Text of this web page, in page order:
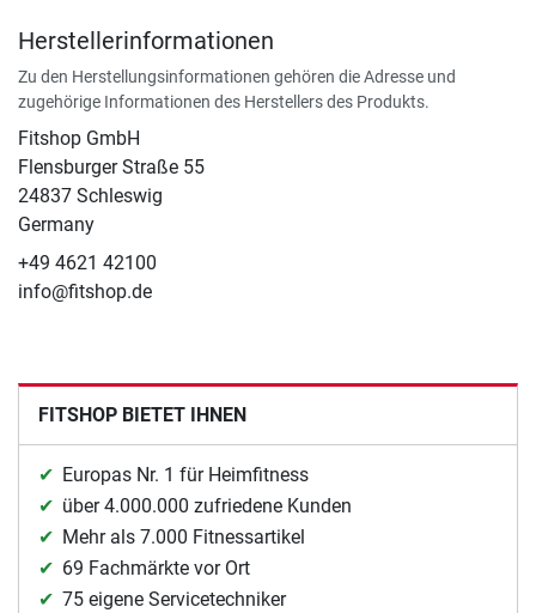
Herstellerinformationen
Zu den Herstellungsinformationen gehören die Adresse und
zugehörige Informationen des Herstellers des Produkts.
Fitshop GmbH
Flensburger Straße 55
24837 Schleswig
Germany
+49 4621 42100
info@fitshop.de
FITSHOP BIETET IHNEN
Europas Nr. 1 für Heimfitness
über 4.000.000 zufriedene Kunden
Mehr als 7.000 Fitnessartikel
69 Fachmärkte vor Ort
75 eigene Servicetechniker